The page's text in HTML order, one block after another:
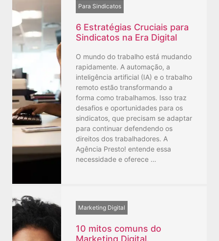
Para Sindicatos
6 Estratégias Cruciais para
Sindicatos na Era Digital
O mundo do trabalho está mudando
rapidamente. A automação, a
inteligência artificial (IA) e o trabalho
remoto estão transformando a
forma como trabalhamos. Isso traz
desafios e oportunidades para os
sindicatos, que precisam se adaptar
para continuar defendendo os
direitos dos trabalhadores. A
Agência Presto! entende essa
necessidade e oferece …
Marketing Digital
10 mitos comuns do
Marketing Digital.